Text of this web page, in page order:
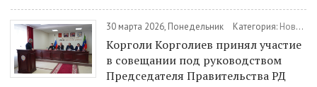
30 марта 2026, Понедельник Категория: Новости
Корголи Корголиев принял участие
в совещании под руководством
Председателя Правительства РД